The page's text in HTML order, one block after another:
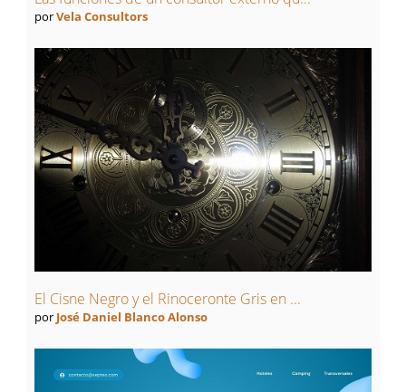
porVela Consultors
El Cisne Negro y el Rinoceronte Gris en ...
por José Daniel Blanco Alonso